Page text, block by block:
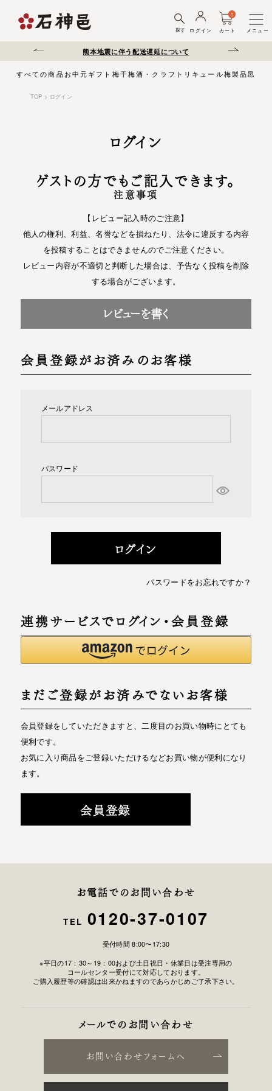
探す ログイン カート
0
メニュー
熊本地震に伴う配送遅延について 夏季休業のお知らせ
すべての商品 お中元 ギフト 梅干梅酒・クラフトリキュール梅製品邑じ
TOP ログイン
ログイン
ゲストの方でもご記入できます。
注意事項
【レビュー記入時のご注意】
他人の権利、利益、名誉などを損ねたり、法令に違反する内容
を投稿することはできませんのでご注意ください。
レビュー内容が不適切と判断した場合は、予告なく投稿を削除
する場合がございます。
レビューを書く
会員登録がお済みのお客様
メールアドレス
パスワード
ログイン
パスワードをお忘れですか？
連携サービスでログイン・会員登録
まだご登録がお済みでないお客様
会員登録をしていただきますと、二度目のお買い物時にとても
便利です。
お気に入り商品をご登録いただけるなどお買い物が便利になり
ます。
会員登録
お電話でのお問い合わせ
TEL 0120-37-0107
受付時間 8:00〜17:30
※平日の17：30～19：00および土日祝日・休業日は受注専用の
コールセンター受付にて対応しております。
ご購入履歴等の確認は出来かねますのであらかじめご了承下さい。
メールでのお問い合わせ
お問い合わせフォームへ